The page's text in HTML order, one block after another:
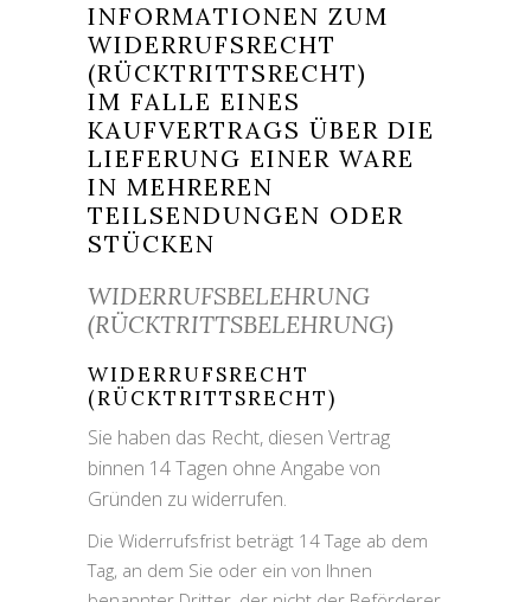
INFORMATIONEN ZUM
WIDERRUFSRECHT
(RÜCKTRITTSRECHT)
IM FALLE EINES
KAUFVERTRAGS ÜBER DIE
LIEFERUNG EINER WARE
IN MEHREREN
TEILSENDUNGEN ODER
STÜCKEN
WIDERRUFSBELEHRUNG
(RÜCKTRITTSBELEHRUNG)
WIDERRUFSRECHT
(RÜCKTRITTSRECHT)
Sie haben das Recht, diesen Vertrag
binnen 14 Tagen ohne Angabe von
Gründen zu widerrufen.
Die Widerrufsfrist beträgt 14 Tage ab dem
Tag, an dem Sie oder ein von Ihnen